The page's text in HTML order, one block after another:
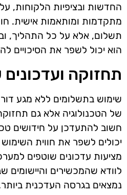
החדשות ובציפיות הלקוחות,
מתקדמות ומותאמות אישית.
תשלום, אלא על כל התהליך,
הוא יכול לשפר את הסיכויים
תחזוקה
שימוש בתשלומים ללא מגע
של הטכנולוגיה אלא גם
חשוב להתעדכן על חידושים
יכולים לשפר את חווית
מציעות עדכונים שוטפים
לוודא שהמכשירים והיישומים
נמצאים בגרסה העדכנית